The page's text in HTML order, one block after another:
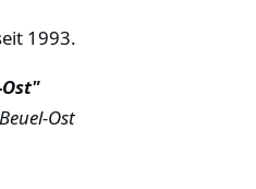
1993.
Ost